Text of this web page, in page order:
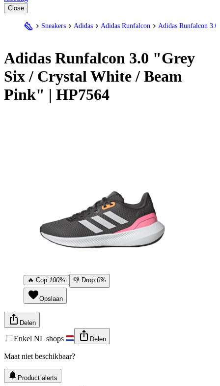
Close
Sneakers Adidas Adidas Runfalcon Adidas Runfalcon 3.0
Adidas Runfalcon 3.0 "Grey
Six / Crystal White / Beam
Pink" | HP7564
🔥 Cop 100% 👎 Drop 0%
Opslaan
Delen
Enkel NL shops Delen
Maat niet beschikbaar?
Product alerts